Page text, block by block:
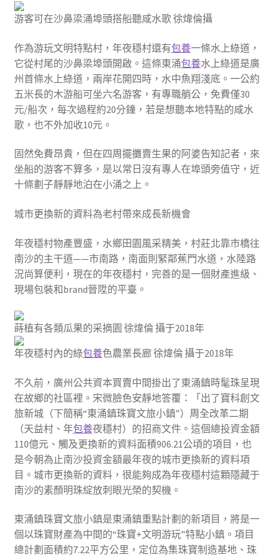
游客可在沙鼻梁涌埠頭搭船聽咸水歌 徐煒倫攝
作為游玩文明特點村，年夜穩村還有包養一條水上綠道，
它從村尾的沙鼻梁埠頭開啟。這條東涌包養水上綠道是廣
州首條水上綠道，兩岸花開四時，水中魚翔淺底。一公約
五米長的木游船可坐六名游客，有專職艄公，免費僅30
元/船次，每次過程約20分鐘，若是想聽本地特點的咸水
歌，也不外加收10元。
固然免費昂貴，但在四周擺攤賣生果的阿婆告知記者，來
坐船的游客不算多，是以常日沒有專人在埠頭旁值守，近
十條劃子靜靜地泊在小涌之上。
城市更換新的資料為老村帶來成長新機會
年夜穩村物產豐盛，水鄉田園風采精美，村莊北靠市橋往
南沙的主干道——市南路，南面則緊鄰蕉門水道，水陸路
況尚算便利，現在的年夜穩村，完善的是一個財產進級、
現場包裝和brand晉陞的平臺。
蒔植有各類瓜果的采摘園 徐煒倫 攝于2018年
年夜穩村內的綠包養色農業長廊 徐煒倫 攝于2018年
不久前，廣州公共資本買賣中間掛出了東涌鎮時髦珠呈現
在故鄉的社區裡。宋微臉色安靜地答覆：「出了寶科創文
旅新城（下簡稱“東涌鎮珠寶文旅小鎮”）周全改革二期
（天益村、年包養夜穩村）的招商文件。這個總投資金額
110億元、觸及更換新的資料面積906.21公頃的項目，也
是今朝為止南沙投資金額最年夜的城市更換新的資料項
目。城市更換新的資料，很能夠成為年夜穩村這顆隱藏于
南沙的素顏明珠綻放刺眼光榮的契機。
東涌鎮珠寶文旅小鎮是東涌鎮重點計劃的新項目，將是一
個以珠寶財產為中間的“珠寶+文明游玩”特點小鎮。項目
總計劃面積約7.22平方公里，定位為集珠寶制造基地、珠